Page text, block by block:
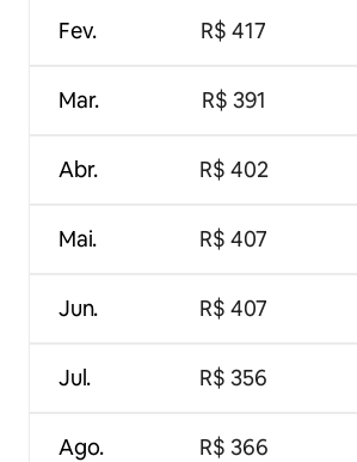
Fev.
Mar.
Abr.
Mai.
Jun.
Jul.
Ago.
R$ 417
R$ 391
R$ 402
R$ 407
R$ 407
R$ 356
R$ 366